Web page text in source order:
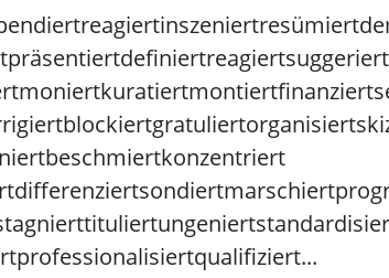
reagiertinszeniertresümiert
präsentiertdefiniertreagiertsuggeriert
moniertkuratiertmontiertfinanziert
blockiertgratuliertorganisiert
beschmiertkonzentriert
tituliertungeniert
professionalisiertqualifiziert...